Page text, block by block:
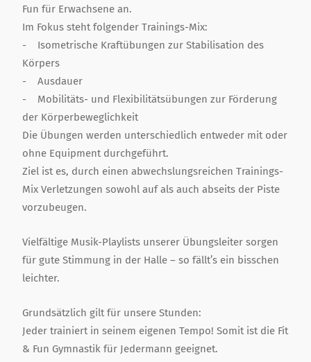
Fun für Erwachsene an.
Im Fokus steht folgender Trainings-Mix:
- Isometrische Kraftübungen zur Stabilisation des
Körpers
- Ausdauer
- Mobilitäts- und Flexibilitätsübungen zur Förderung
der Körperbeweglichkeit
Die Übungen werden unterschiedlich entweder mit oder
ohne Equipment durchgeführt.
Ziel ist es, durch einen abwechslungsreichen Trainings-
Mix Verletzungen sowohl auf als auch abseits der Piste
vorzubeugen.
Vielfältige Musik-Playlists unserer Übungsleiter sorgen
für gute Stimmung in der Halle – so fällt’s ein bisschen
leichter.
Grundsätzlich gilt für unsere Stunden:
Jeder trainiert in seinem eigenen Tempo! Somit ist die Fit
& Fun Gymnastik für Jedermann geeignet.